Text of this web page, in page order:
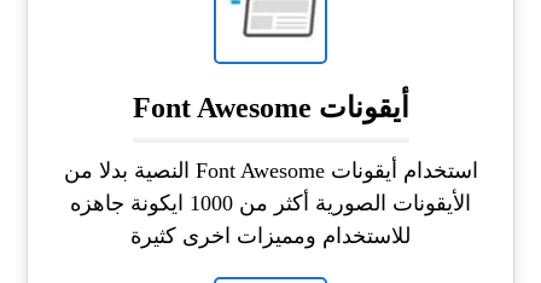
أيقونات Font Awesome
استخدام أيقونات Font Awesome النصية بدلا من
الأيقونات الصورية أكثر من 1000 ايكونة جاهزه
للاستخدام ومميزات اخرى كثيرة